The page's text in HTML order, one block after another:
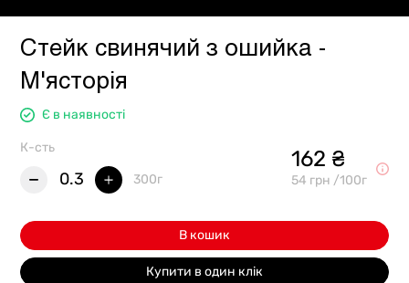
Стейк свинячий з ошийка -
М'ясторія
Є в наявності
К-сть
0.3 300г
162 ₴
54 грн /100г
В кошик
Купити в один клік